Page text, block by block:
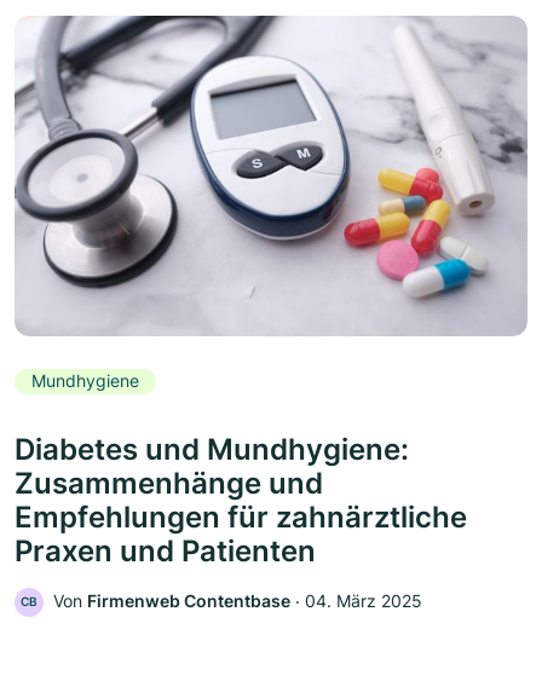
Mundhygiene
Diabetes und Mundhygiene:
Zusammenhänge und
Empfehlungen für zahnärztliche
Praxen und Patienten
CB Von Firmenweb Contentbase ‧ 04. März 2025